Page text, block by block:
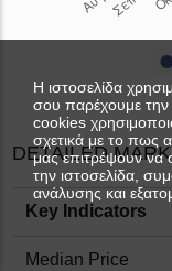
DETAILED
Key Indicators
Median Price
Η ιστοσελίδα
σου παρέχουμε την
cookies
σχετικά με το πως
μας επιτρέψουν να
την ιστοσελίδα,
ανάλυσης και